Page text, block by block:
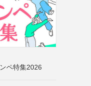
ペ特集2026